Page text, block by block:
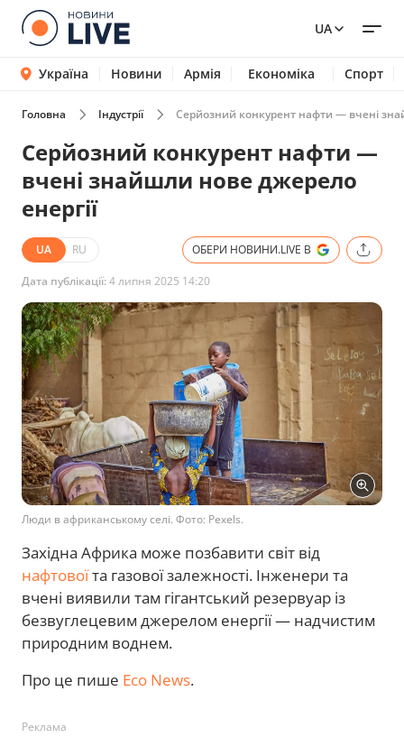
UA
Україна Новини Армія Економіка Спорт
Головна Індустрії Серйозний конкурент нафти — вчені
Серйозний конкурент нафти —
вчені знайшли нове джерело
енергії
UA RU ОБЕРИ НОВИНИ.LIVE В
Дата публікації:4 липня 2025 14:20
Люди в африканському селі. Фото: Pexels.
Західна Африка може позбавити світ від
нафтовоїта газової залежності. Інженери та
вчені виявили там гігантський резервуар із
безвуглецевим джерелом енергії — надчистим
природним воднем.
Про це пише Eco News.
Реклама